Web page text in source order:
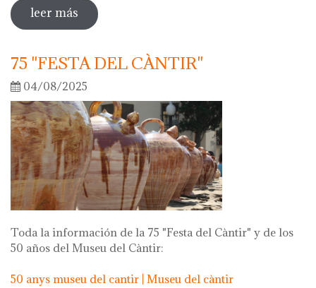
leer más sobre 50 anys del museu del càntir: la
força de la gent!
75 "FESTA DEL CÀNTIR"
04/08/2025
Toda la información de la 75 "Festa del Càntir" y de los
50 años del Museu del Càntir:
50 anys museu del cantir | Museu del càntir